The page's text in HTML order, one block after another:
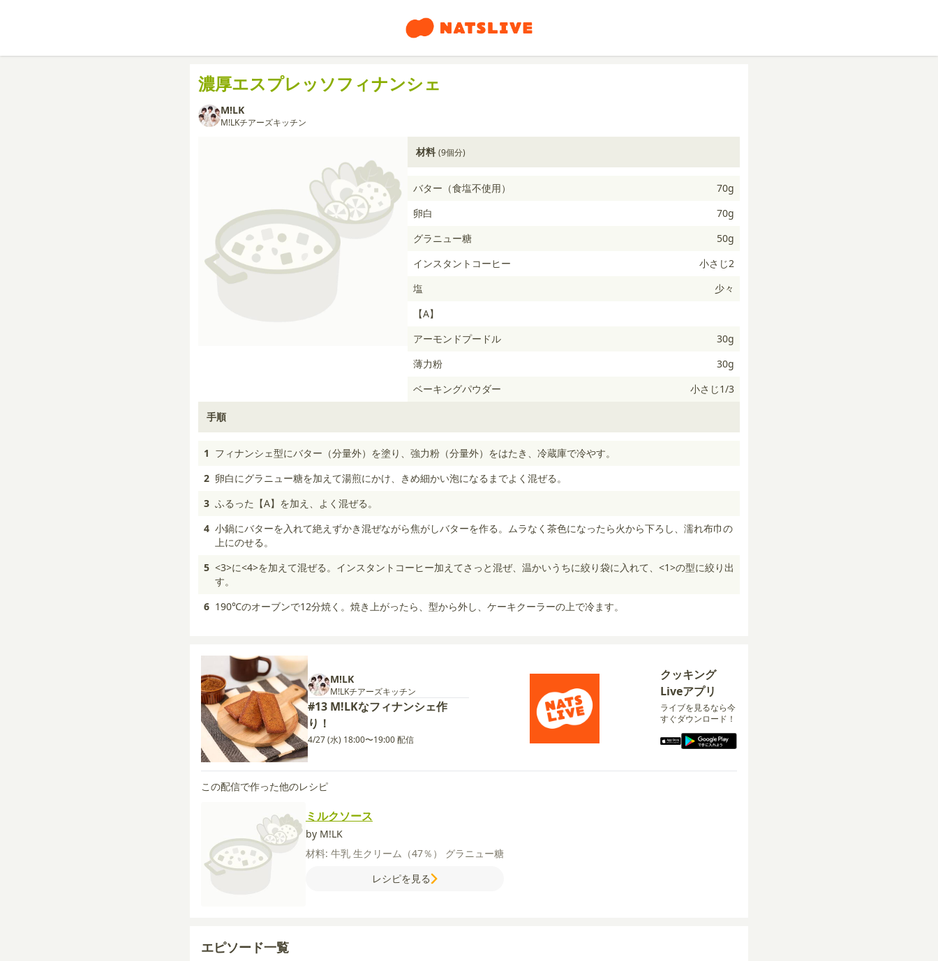
濃厚エスプレッソフィナンシェ
M!LK
M!LKチアーズキッチン
材料 (9個分)
バター（食塩不使用）
70g
卵白
70g
グラニュー糖
50g
インスタントコーヒー
小さじ2
塩
少々
【A】
アーモンドプードル
30g
薄力粉
30g
ベーキングパウダー
小さじ1/3
手順
1 フィナンシェ型にバター（分量外）を塗り、強力粉（分量外）をはたき、冷蔵庫で冷やす。
2 卵白にグラニュー糖を加えて湯煎にかけ、きめ細かい泡になるまでよく混ぜる。
3 ふるった【A】を加え、よく混ぜる。
4 小鍋にバターを入れて絶えずかき混ぜながら焦がしバターを作る。ムラなく茶色になったら火から下ろし、濡れ布巾の
上にのせる。
5 <3>に<4>を加えて混ぜる。インスタントコーヒー加えてさっと混ぜ、温かいうちに絞り袋に入れて、<1>の型に絞り出
す。
6 190℃のオーブンで12分焼く。焼き上がったら、型から外し、ケーキクーラーの上で冷ます。
M!LK
M!LKチアーズキッチン
#13 M!LKなフィナンシェ作
り！
4/27 (水) 18:00〜19:00 配信
クッキング
Liveアプリ
ライブを見るなら今
すぐダウンロード！
この配信で作った他のレシピ
ミルクソース
by M!LK
材料: 牛乳 生クリーム（47％） グラニュー糖
レシピを見る
エピソード一覧